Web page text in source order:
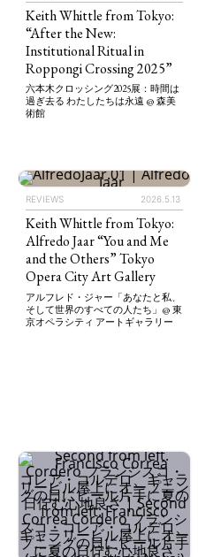
Keith Whittle from Tokyo:
“After the New:
Institutional Ritual in
Roppongi Crossing 2025”
六本木クロッシング2025展：時間は
過ぎ去る わたしたちは永遠 @ 森美
術館
REVIEWS 2026.5.13
Keith Whittle from Tokyo:
Alfredo Jaar “You and Me
and the Others” Tokyo
Opera City Art Gallery
アルフレド・ジャー「あなたと私、
そして世界のすべての人たち」@ 東
京オペラシティ アートギャラリー